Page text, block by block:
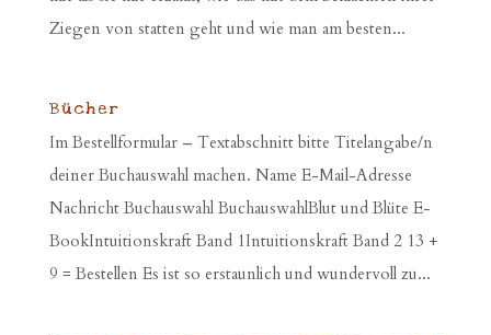
Ziegen von statten geht und wie man am besten...
Bücher
Im Bestellformular – Textabschnitt bitte Titelangabe/n
deiner Buchauswahl machen. Name E-Mail-Adresse
Nachricht Buchauswahl BuchauswahlBlut und Blüte E-
BookIntuitionskraft Band 1Intuitionskraft Band 2 13 +
9 = Bestellen Es ist so erstaunlich und wundervoll zu...